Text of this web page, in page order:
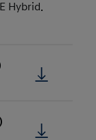
Hybrid.